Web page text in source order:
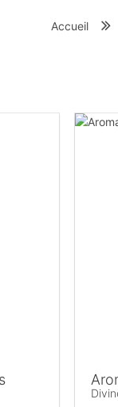
Accueil